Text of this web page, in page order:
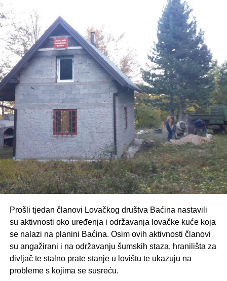
Baćina zove: Priča o Lovačkom društvu “Baćina” koje spaja
tradiciju i očuvanje prirode
Ime i prezime Ime i prezime Ime i prezime
Andrija Jurić Jozo Pavić Mato Matić
Nedjeljko Matić Cvitan Jurić Stipan Jurić
Jure Jurić
Marko (Stipo)
Bradarić
Ivan (Stipo) Jurić
Jure (Ivan)
Milićević
Stipo Milićević Matan Žarić
Marinko (Anto)
Stipo (Pero)
Pero Rotim
Nikola (Ivan)
Marić
Berislav Soldo Mato Soldo
Mato Rajić Mile Rajič Petar (Jozo) Mijić
Jozo Mijić Ivo (Mijo) Pole
Prošli tjedan članovi Lovačkog društva Baćina nastavili
su aktivnosti oko uređenja i održavanja lovačke kuće koja
se nalazi na planini Baćina. Osim ovih aktivnosti članovi
su angažirani i na održavanju šumskih staza, hranilišta za
divljač te stalno prate stanje u lovištu te ukazuju na
probleme s kojima se susreću.